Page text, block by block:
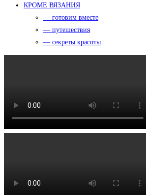
КРОМЕ ВЯЗАНИЯ
— готовим вместе
— путешествия
— секреты красоты